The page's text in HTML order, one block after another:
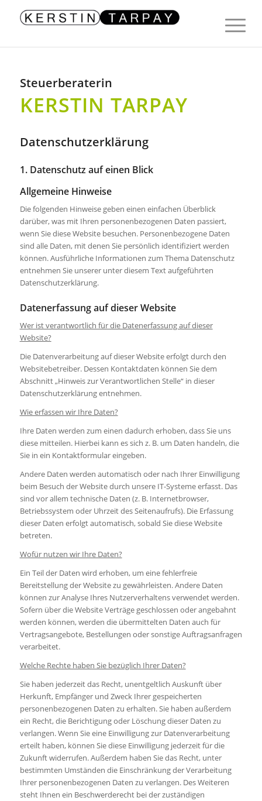
Steuerberaterin
KERSTIN TARPAY
Datenschutz­erklärung
1. Datenschutz auf einen Blick
Allgemeine Hinweise
Die folgenden Hinweise geben einen einfachen Überblick
darüber, was mit Ihren personenbezogenen Daten passiert,
wenn Sie diese Website besuchen. Personenbezogene Daten
sind alle Daten, mit denen Sie persönlich identifiziert werden
können. Ausführliche Informationen zum Thema Datenschutz
entnehmen Sie unserer unter diesem Text aufgeführten
Datenschutzerklärung.
Datenerfassung auf dieser Website
Wer ist verantwortlich für die Datenerfassung auf dieser
Website?
Die Datenverarbeitung auf dieser Website erfolgt durch den
Websitebetreiber. Dessen Kontaktdaten können Sie dem
Abschnitt „Hinweis zur Verantwortlichen Stelle“ in dieser
Datenschutzerklärung entnehmen.
Wie erfassen wir Ihre Daten?
Ihre Daten werden zum einen dadurch erhoben, dass Sie uns
diese mitteilen. Hierbei kann es sich z. B. um Daten handeln, die
Sie in ein Kontaktformular eingeben.
Andere Daten werden automatisch oder nach Ihrer Einwilligung
beim Besuch der Website durch unsere IT-Systeme erfasst. Das
sind vor allem technische Daten (z. B. Internetbrowser,
Betriebssystem oder Uhrzeit des Seitenaufrufs). Die Erfassung
dieser Daten erfolgt automatisch, sobald Sie diese Website
betreten.
Wofür nutzen wir Ihre Daten?
Ein Teil der Daten wird erhoben, um eine fehlerfreie
Bereitstellung der Website zu gewährleisten. Andere Daten
können zur Analyse Ihres Nutzerverhaltens verwendet werden.
Sofern über die Website Verträge geschlossen oder angebahnt
werden können, werden die übermittelten Daten auch für
Vertragsangebote, Bestellungen oder sonstige Auftragsanfragen
verarbeitet.
Welche Rechte haben Sie bezüglich Ihrer Daten?
Sie haben jederzeit das Recht, unentgeltlich Auskunft über
Herkunft, Empfänger und Zweck Ihrer gespeicherten
personenbezogenen Daten zu erhalten. Sie haben außerdem
ein Recht, die Berichtigung oder Löschung dieser Daten zu
verlangen. Wenn Sie eine Einwilligung zur Datenverarbeitung
erteilt haben, können Sie diese Einwilligung jederzeit für die
Zukunft widerrufen. Außerdem haben Sie das Recht, unter
bestimmten Umständen die Einschränkung der Verarbeitung
Ihrer personenbezogenen Daten zu verlangen. Des Weiteren
steht Ihnen ein Beschwerderecht bei der zuständigen